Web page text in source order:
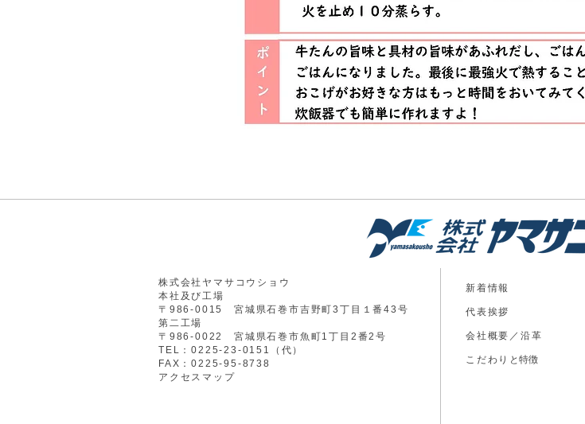
株式会社ヤマサコウショウ
本社及び工場
​〒986-0015 宮城県石巻市吉野町3丁目１番43号
第二工場
〒986-0022 宮城県石巻市魚町1丁目2番2号
TEL：0225-23-0151（代）
​FAX：0225-95-8738
​アクセスマップ
新着情報
代表挨拶
会社概要／沿革
​こだわり ​と特徴